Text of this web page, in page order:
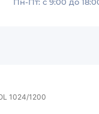
1024/1200